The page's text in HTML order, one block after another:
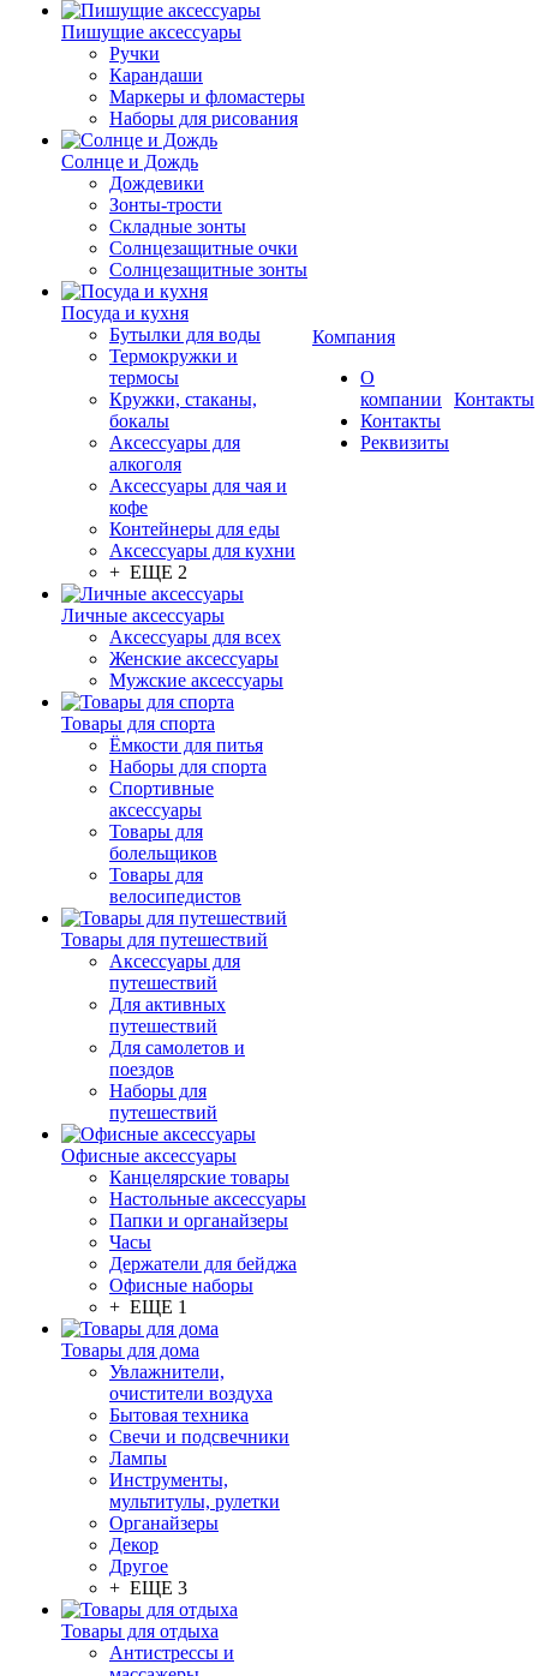
Пишущие аксессуары
Ручки
Карандаши
Маркеры и фломастеры
Наборы для рисования
Солнце и Дождь
Дождевики
Зонты-трости
Складные зонты
Солнцезащитные очки
Солнцезащитные зонты
Посуда и кухня
Бутылки для воды
Термокружки и
термосы
Кружки, стаканы,
бокалы
Аксессуары для
алкоголя
Аксессуары для чая и
кофе
Контейнеры для еды
Аксессуары для кухни
+ ЕЩЕ 2
Личные аксессуары
Аксессуары для всех
Женские аксессуары
Мужские аксессуары
Товары для спорта
Ёмкости для питья
Наборы для спорта
Спортивные
аксессуары
Товары для
болельщиков
Товары для
велосипедистов
Товары для путешествий
Аксессуары для
путешествий
Для активных
путешествий
Для самолетов и
поездов
Наборы для
путешествий
Офисные аксессуары
Канцелярские товары
Настольные аксессуары
Папки и органайзеры
Часы
Держатели для бейджа
Офисные наборы
+ ЕЩЕ 1
Товары для дома
Увлажнители,
очистители воздуха
Бытовая техника
Свечи и подсвечники
Лампы
Инструменты,
мультитулы, рулетки
Органайзеры
Декор
Другое
+ ЕЩЕ 3
Товары для отдыха
Антистрессы и
Компания
О
компании
Контакты
Реквизиты
Контакты